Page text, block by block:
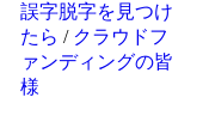
誤字脱字を見つけ
たら / クラウドフ
ァンディングの皆
様